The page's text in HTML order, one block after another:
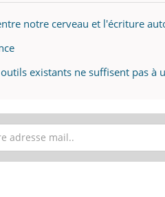
notre cerveau et l'écriture
existants ne suffisent pas à